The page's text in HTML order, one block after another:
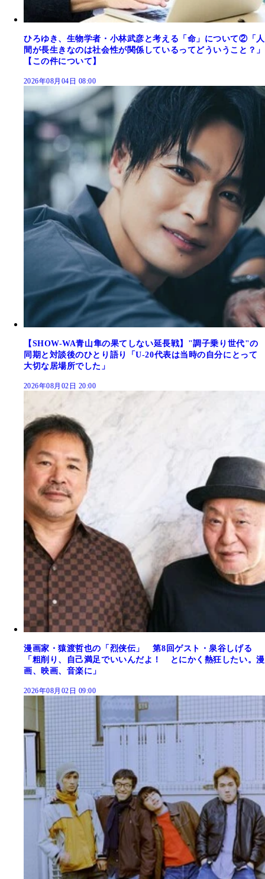
ひろゆき、生物学者・小林武彦と考える「命」について②「人
間が長生きなのは社会性が関係しているってどういうこと？」
【この件について】
2026年08月04日 08:00
【SHOW-WA青山隼の果てしない延長戦】"調子乗り世代"の
同期と対談後のひとり語り「U-20代表は当時の自分にとって
大切な居場所でした」
2026年08月02日 20:00
漫画家・猿渡哲也の「烈侠伝」 第8回ゲスト・泉谷しげる
「粗削り、自己満足でいいんだよ！ とにかく熱狂したい。漫
画、映画、音楽に」
2026年08月02日 09:00